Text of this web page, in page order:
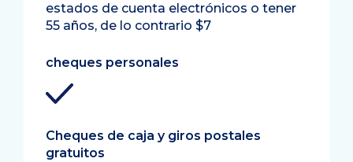
estados de cuenta electrónicos o tener
55 años, de lo contrario $7
cheques personales
Cheques de caja y giros postales
gratuitos